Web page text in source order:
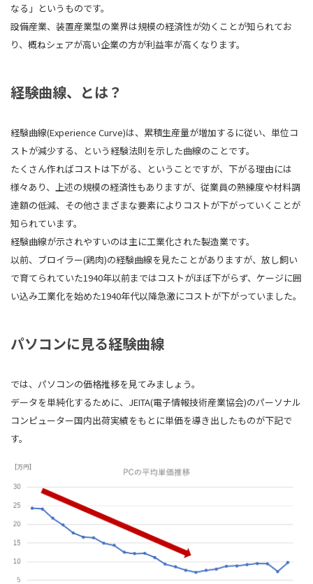
なる」というものです。
設備産業、装置産業型の業界は規模の経済性が効くことが知られてお
り、概ねシェアが高い企業の方が利益率が高くなります。
経験曲線、とは？
経験曲線(Experience Curve)は、累積生産量が増加するに従い、単位コ
ストが減少する、という経験法則を示した曲線のことです。
たくさん作ればコストは下がる、ということですが、下がる理由には
様々あり、上述の規模の経済性もありますが、従業員の熟練度や材料調
達額の低減、その他さまざまな要素によりコストが下がっていくことが
知られています。
経験曲線が示されやすいのは主に工業化された製造業です。
以前、ブロイラー(鶏肉)の経験曲線を見たことがありますが、放し飼い
で育てられていた1940年以前まではコストがほぼ下がらず、ケージに囲
い込み工業化を始めた1940年代以降急激にコストが下がっていました。
パソコンに見る経験曲線
では、パソコンの価格推移を見てみましょう。
データを単純化するために、JEITA(電子情報技術産業協会)のパーソナル
コンピューター国内出荷実績をもとに単価を導き出したものが下記で
す。